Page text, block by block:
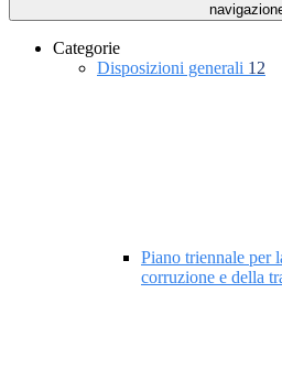
Categorie
Disposizioni generali 12
Piano triennale per
corruzione e della